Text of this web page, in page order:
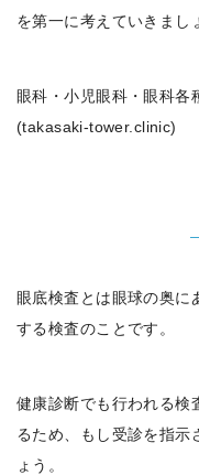
を第一に考えていきまし
眼科・小児眼科・眼科各
(takasaki-tower.clinic)
眼底検査とは眼球の奥に
する検査のことです。
健康診断でも行われる検
るため、もし受診を指示
ょう。